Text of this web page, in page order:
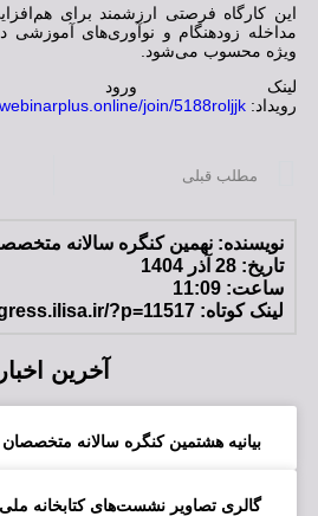
این کارگاه فرصتی ارزشمند برای
مداخله زودهنگام و نوآوری‌های آموزشی
ویژه محسوب می‌شود.
لینک ورود
رویداد: join/5188roljjk
مطلب قبلی
نویسنده: نهمین کنگره سالانه
تاریخ: 28 آذر 1404
ساعت: 11:09
لینک کوتاه: https://congress.ilisa.ir/?p=11517
آخرین اخبار
بیانیه هشتمین کنگره سالانه
گالری تصاویر نشست‌های کتابخانه